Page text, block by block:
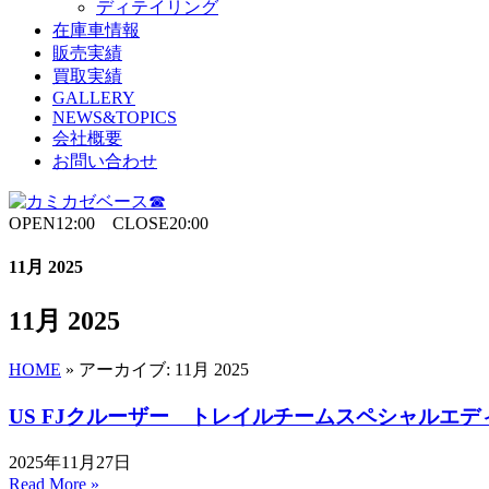
ディテイリング
在庫車情報
販売実績
買取実績
GALLERY
NEWS&TOPICS
会社概要
お問い合わせ
OPEN12:00 CLOSE20:00
11月 2025
11月 2025
HOME » アーカイブ: 11月 2025
US FJクルーザー トレイルチームスペシャルエデ
2025年11月27日
Read More »